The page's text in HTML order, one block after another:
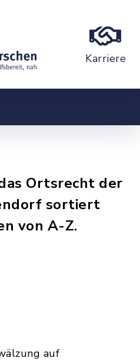
Karriere
Ortsrecht der
sortiert
von A-Z.
auf